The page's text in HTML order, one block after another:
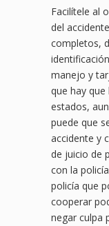
Facilítele al
del
completos,
manejo y
que hay
estados,
puede que
accidente y
de juicio de
con la
policía que
cooperar
negar culpa